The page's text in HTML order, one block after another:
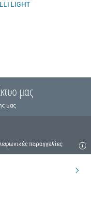
LIGHT
μας
μας
παραγγελίες